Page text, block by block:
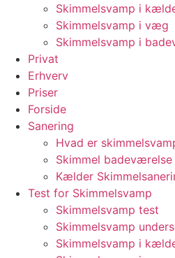
Skimmelsvamp i
Skimmelsvamp i væg
Skimmelsvamp i
Privat
Erhverv
Priser
Forside
Sanering
Hvad er
Skimmel badeværelse
Kælder
Test for Skimmelsvamp
Skimmelsvamp test
Skimmelsvamp
Skimmelsvamp i